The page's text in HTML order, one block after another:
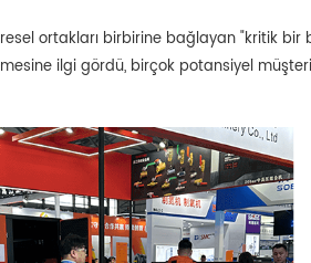
ortakları birbirine bağlayan "kritik
ilgi gördü, birçok potansiyel